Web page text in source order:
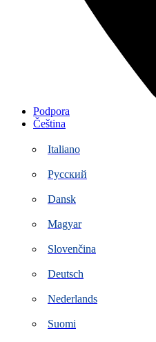
Podpora
Čeština
Italiano
Русский
Dansk
Magyar
Slovenčina
Deutsch
Nederlands
Suomi